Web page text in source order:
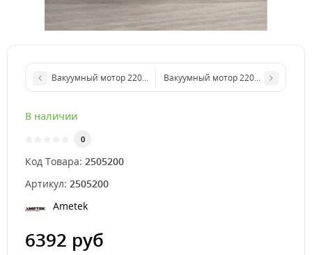
Вакуумный мотор 220-240 В., 1000 Вт., Ametek 063400037
Вакуумный мотор 220-240 В., 800
В наличии
0
Код Товара: 2505200
Артикул: 2505200
Ametek
6392 руб